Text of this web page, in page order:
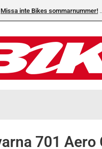
Missa inte Bikes sommarnummer!
701 Aero